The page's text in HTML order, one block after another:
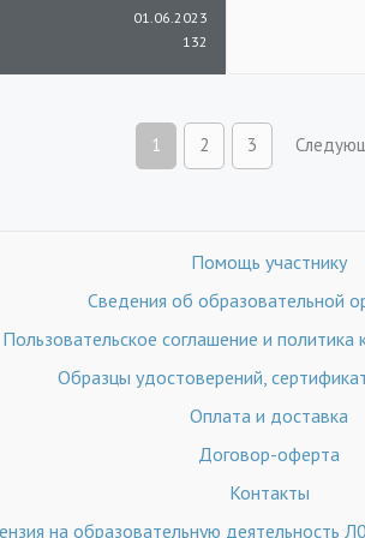
01.06.2023
132
1 2 3
Помощь участнику
Сведения об образовательной
Пользовательское соглашение и политика
Образцы удостоверений,
Оплата и доставка
Договор-оферта
Контакты
на образовательную